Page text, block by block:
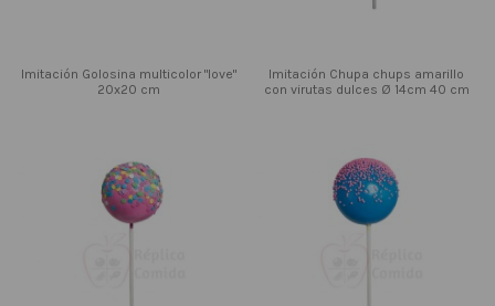
Imitación Golosina multicolor "love"
20x20 cm
Imitación Chupa chups amarillo
con virutas dulces Ø 14cm 40 cm